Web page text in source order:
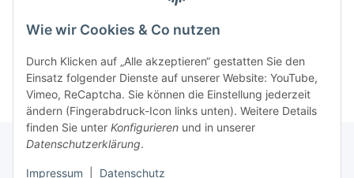
Wie wir Cookies & Co nutzen
Durch Klicken auf „Alle akzeptieren“ gestatten Sie den
Einsatz folgender Dienste auf unserer Website: YouTube,
Vimeo, ReCaptcha. Sie können die Einstellung jederzeit
ändern (Fingerabdruck-Icon links unten). Weitere Details
finden Sie unter Konfigurieren und in unserer
Datenschutzerklärung.
Impressum Datenschutz
Rufen Sie uns einfach an:
oder schreiben Sie uns eine eMail!